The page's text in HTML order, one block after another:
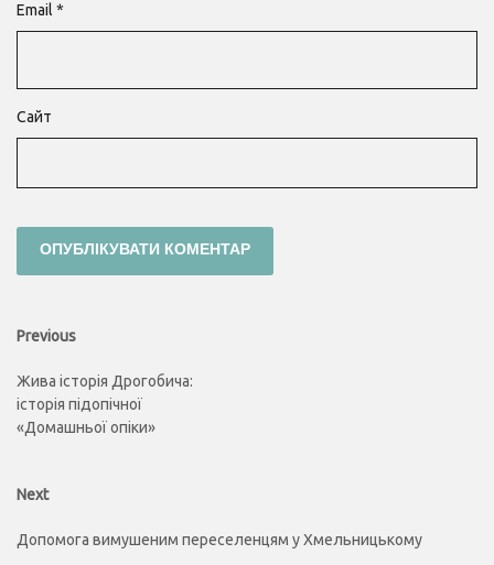
Email *
Сайт
Навігація
записів
Previous
Previous
Жива історія Дрогобича:
історія підопічної
«Домашньої опіки»
Next
Next
Допомога вимушеним переселенцям у Хмельницькому